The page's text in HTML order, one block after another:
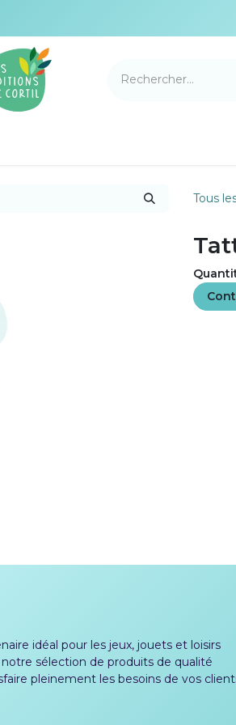
Tous
idéal pour les jeux, jouets et loisirs
sélection de produits de qualité
pleinement les besoins de vos